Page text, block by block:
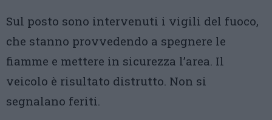
Sul posto sono intervenuti i vigili del fuoco,
che stanno provvedendo a spegnere le
fiamme e mettere in sicurezza l’area. Il
veicolo è risultato distrutto. Non si
segnalano feriti.